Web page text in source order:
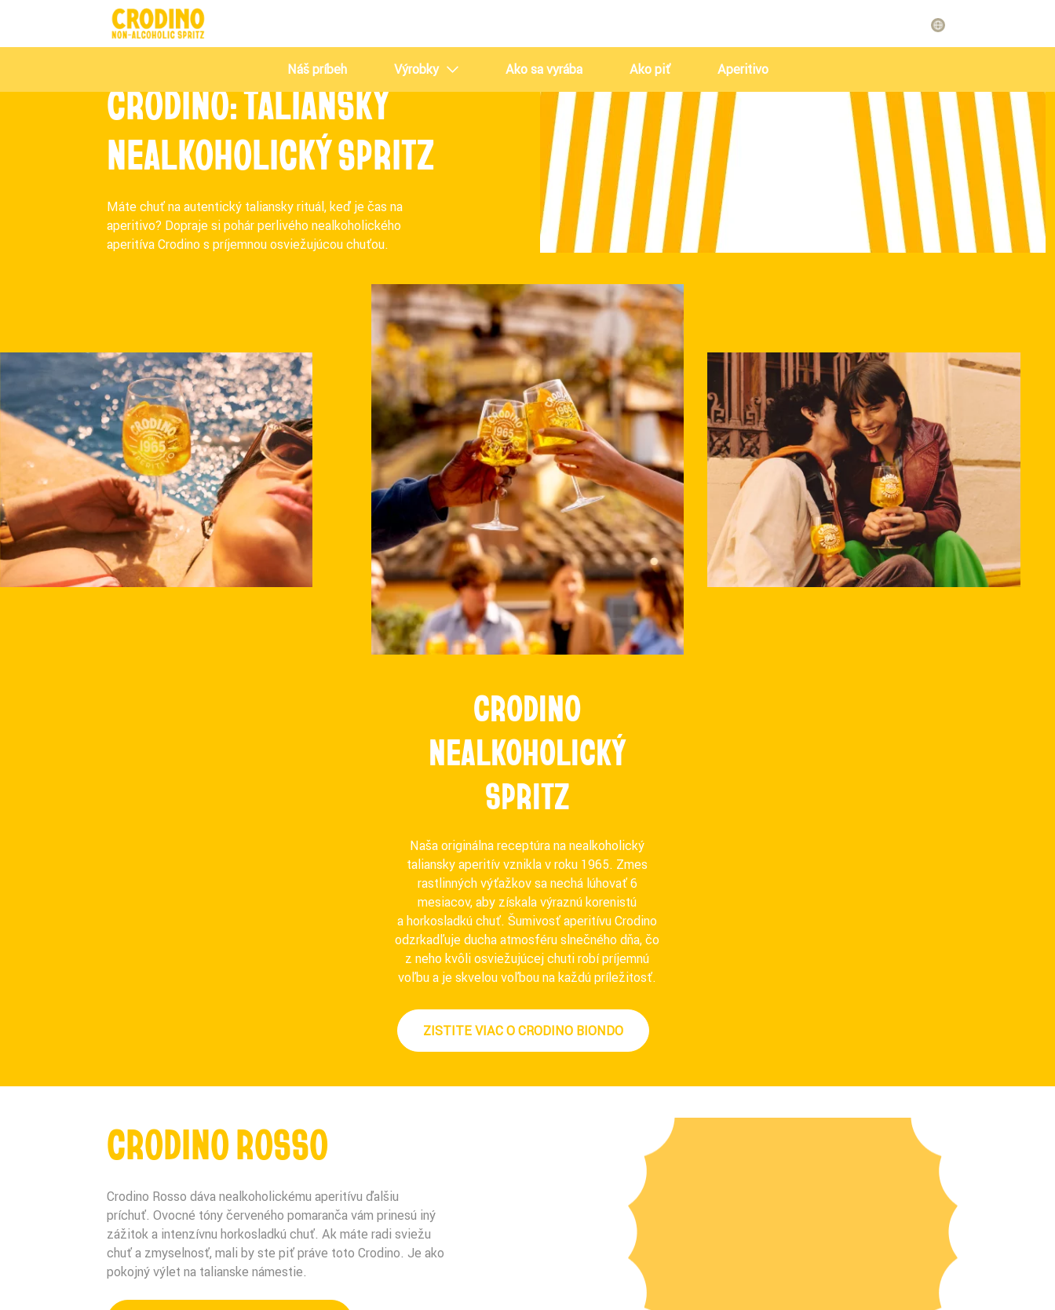
Náš príbeh Výrobky
Crodino Rosso
Ako sa vyrába Ako piť Aperitivo
CRODINO: TALIANSKY
NEALKOHOLICKÝ SPRITZ
Máte chuť na autentický taliansky rituál, keď je čas na
aperitivo? Dopraje si pohár perlivého nealkoholického
aperitíva Crodino s príjemnou osviežujúcou chuťou.
CRODINO
NEALKOHOLICKÝ
SPRITZ
Naša originálna receptúra na nealkoholický
taliansky aperitív vznikla v roku 1965. Zmes
rastlinných výťažkov sa nechá lúhovať 6
mesiacov, aby získala výraznú korenistú
a horkosladkú chuť. Šumivosť aperitívu Crodino
odzrkadľuje ducha atmosféru slnečného dňa, čo
z neho kvôli osviežujúcej chuti robí príjemnú
voľbu a je skvelou voľbou na každú príležitosť.
ZISTITE VIAC O CRODINO BIONDO
CRODINO ROSSO
Crodino Rosso dáva nealkoholickému aperitívu ďalšiu
príchuť. Ovocné tóny červeného pomaranča vám prinesú iný
zážitok a intenzívnu horkosladkú chuť. Ak máte radi sviežu
chuť a zmyselnosť, mali by ste piť práve toto Crodino. Je ako
pokojný výlet na talianske námestie.